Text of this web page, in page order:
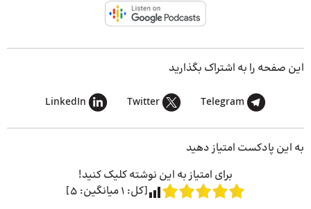
این صفحه را به اشتراک بگذارید
Telegram
Twitter
LinkedIn
به این پادکست امتیاز دهید
برای امتیاز به این نوشته کلیک کنید!
[کل: 1میانگین: 5
]